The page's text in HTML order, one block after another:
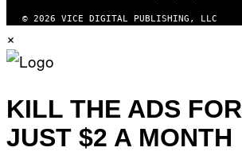
© 2026 VICE DIGITAL PUBLISHING, LLC
×
KILL THE ADS FOR
JUST $2 A MONTH